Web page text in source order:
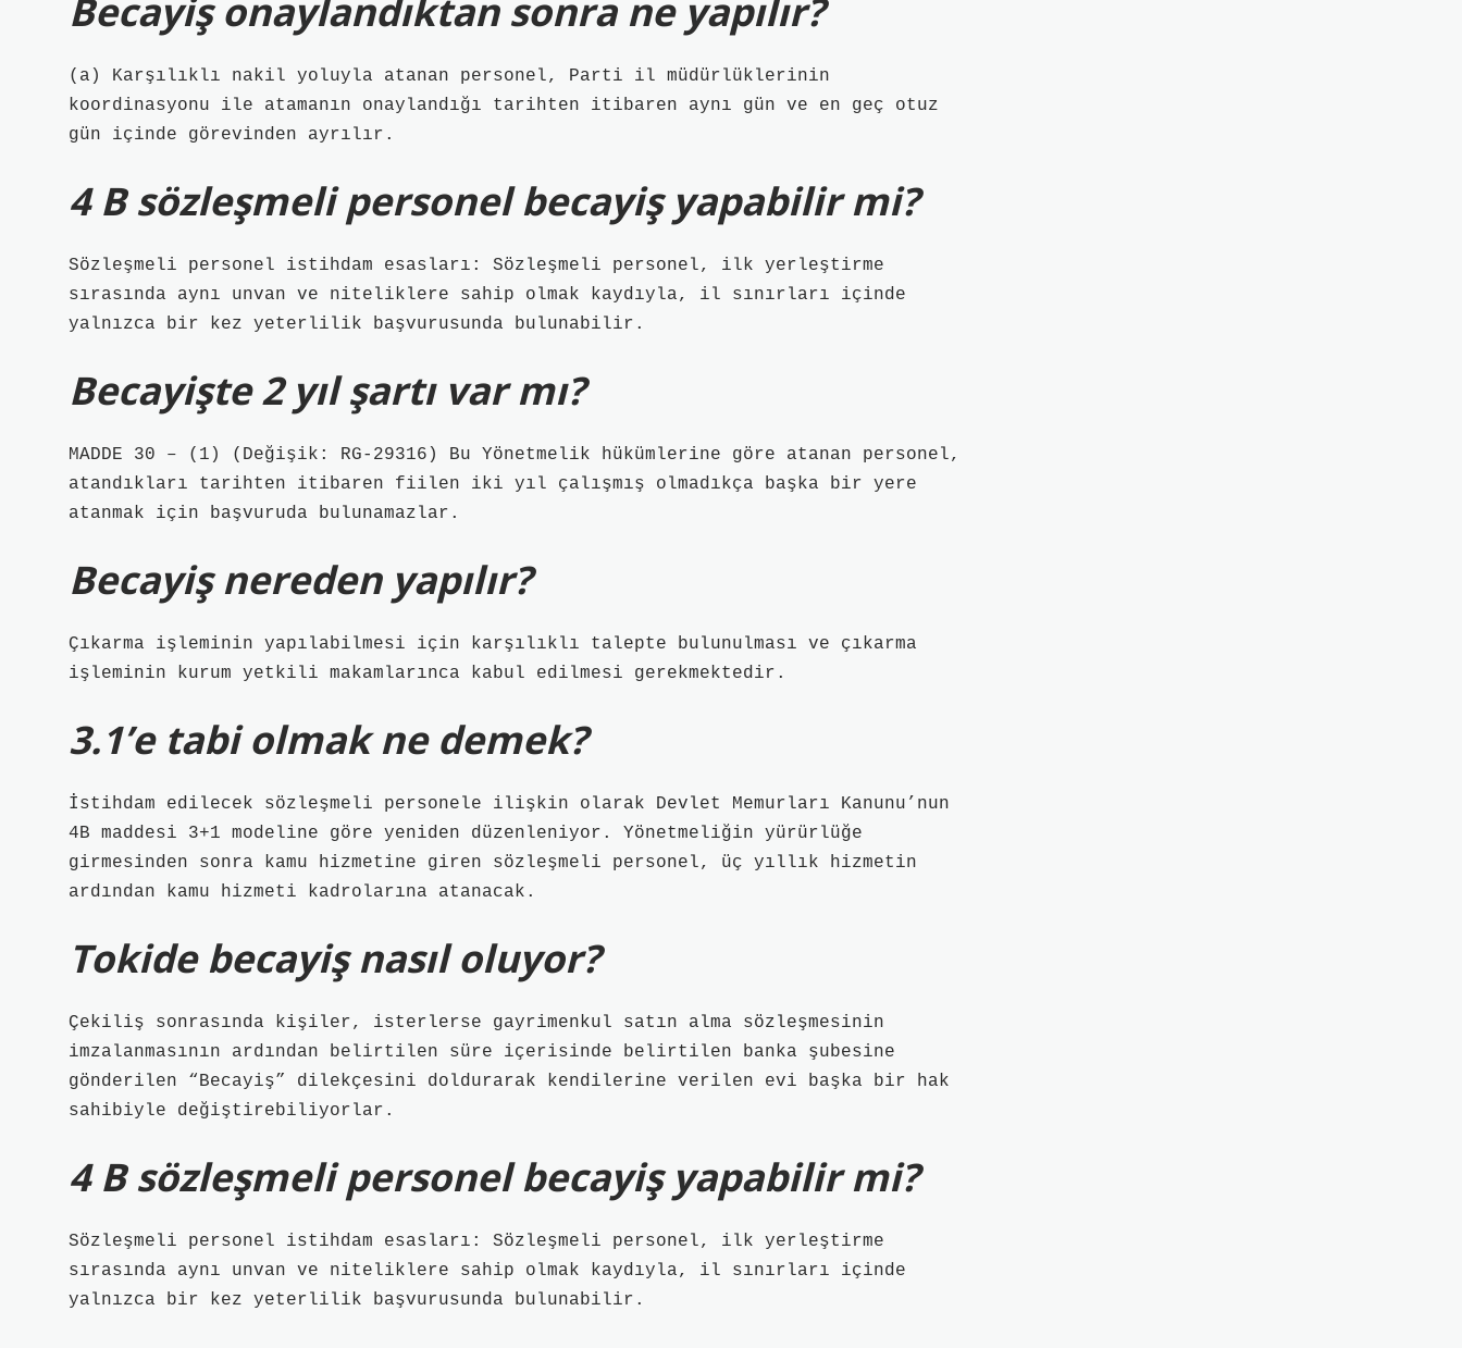
Becayiş onaylandıktan sonra ne yapılır?
(a) Karşılıklı nakil yoluyla atanan personel, Parti il ​​müdürlüklerinin
koordinasyonu ile atamanın onaylandığı tarihten itibaren aynı gün ve en geç otuz
gün içinde görevinden ayrılır.
4 B sözleşmeli personel becayiş yapabilir mi?
Sözleşmeli personel istihdam esasları: Sözleşmeli personel, ilk yerleştirme
sırasında aynı unvan ve niteliklere sahip olmak kaydıyla, il sınırları içinde
yalnızca bir kez yeterlilik başvurusunda bulunabilir.
Becayişte 2 yıl şartı var mı?
MADDE 30 – (1) (Değişik: RG-29316) Bu Yönetmelik hükümlerine göre atanan personel,
atandıkları tarihten itibaren fiilen iki yıl çalışmış olmadıkça başka bir yere
atanmak için başvuruda bulunamazlar.
Becayiş nereden yapılır?
Çıkarma işleminin yapılabilmesi için karşılıklı talepte bulunulması ve çıkarma
işleminin kurum yetkili makamlarınca kabul edilmesi gerekmektedir.
3.1’e tabi olmak ne demek?
İstihdam edilecek sözleşmeli personele ilişkin olarak Devlet Memurları Kanunu’nun
4B maddesi 3+1 modeline göre yeniden düzenleniyor. Yönetmeliğin yürürlüğe
girmesinden sonra kamu hizmetine giren sözleşmeli personel, üç yıllık hizmetin
ardından kamu hizmeti kadrolarına atanacak.
Tokide becayiş nasıl oluyor?
Çekiliş sonrasında kişiler, isterlerse gayrimenkul satın alma sözleşmesinin
imzalanmasının ardından belirtilen süre içerisinde belirtilen banka şubesine
gönderilen “Becayiş” dilekçesini doldurarak kendilerine verilen evi başka bir hak
sahibiyle değiştirebiliyorlar.
4 B sözleşmeli personel becayiş yapabilir mi?
Sözleşmeli personel istihdam esasları: Sözleşmeli personel, ilk yerleştirme
sırasında aynı unvan ve niteliklere sahip olmak kaydıyla, il sınırları içinde
yalnızca bir kez yeterlilik başvurusunda bulunabilir.